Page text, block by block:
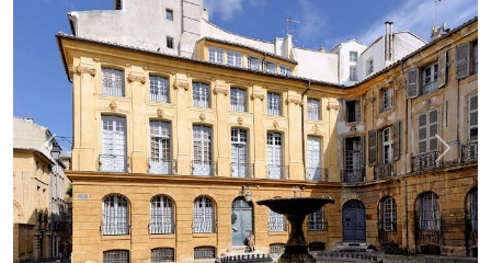
Previous Next